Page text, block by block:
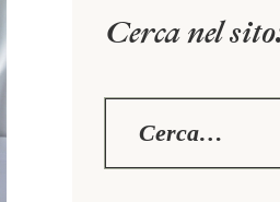
Cerca nel